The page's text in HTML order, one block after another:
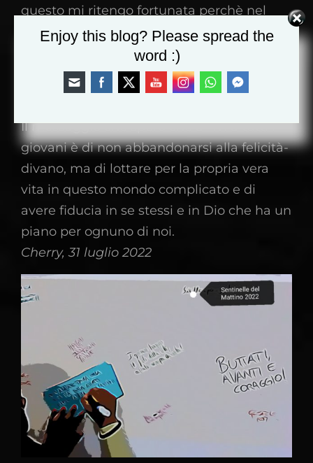
questo mi ritengo fortunata perchè nel
gruppo ho delle persone che credono in
me e in quella che un giorno scoprirò
essere la mia missione.
Il messaggio che spero che arrivi a tutti i
giovani è di non abbandonarsi alla felicità-
divano, ma di lottare per la propria vera
vita in questo mondo complicato e di
avere fiducia in se stessi e in Dio che ha un
piano per ognuno di noi.
Cherry, 31 luglio 2022
Enjoy this blog? Please spread the
word :)